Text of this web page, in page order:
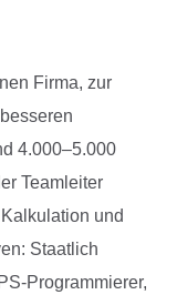
Firma, zur
4.000–5.000
Teamleiter
und
Staatlich
Programmierer,